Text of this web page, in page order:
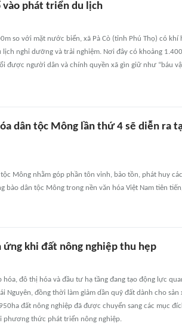
vào phát triển du lịch
so với mặt nước biển, xã Pà Cò (tỉnh Phú Thọ) có khí
nghỉ dưỡng và trải nghiệm. Nơi đây có khoảng
được người dân và chính quyền xã gìn giữ như “báu
dân tộc Mông lần thứ 4 sẽ diễn ra
tộc Mông nhằm góp phần tôn vinh, bảo tồn, phát huy
bào dân tộc Mông trong nền văn hóa Việt Nam tiên
ứng khi đất nông nghiệp thu hẹp
hóa, đô thị hóa và đầu tư hạ tầng đang tạo động lực
Nguyên, đồng thời làm giảm dần quỹ đất dành cho sản
đất nông nghiệp đã được chuyển sang các mục
phương thức phát triển nông nghiệp.